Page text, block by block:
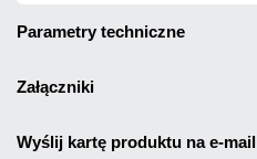
parametry techniczne
załączniki
wyślij kartę produktu na e-mail